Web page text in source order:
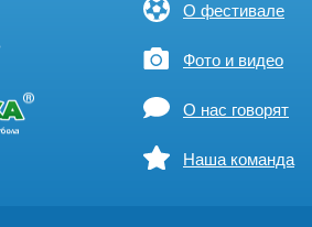
О фестивале
Фото и видео
О нас говорят
Наша команда